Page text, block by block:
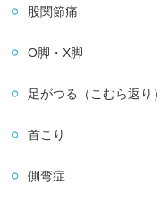
股関節痛
O脚・X脚
足がつる（こむら返り）
首こり
側弯症